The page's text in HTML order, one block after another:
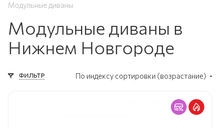
Модульные диваны
Модульные диваны в
Нижнем Новгороде
ФИЛЬТР По индексу сортировки (возрастание)